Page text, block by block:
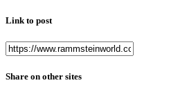
Link to post
Share on other sites